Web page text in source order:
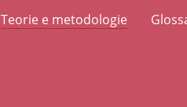
Teorie e metodologie